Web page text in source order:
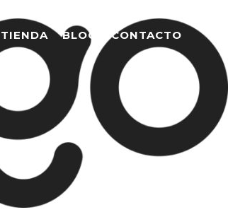
TIENDA BLOG CONTACTO